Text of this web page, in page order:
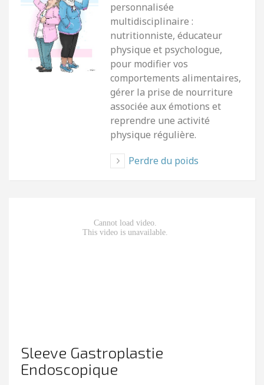
personnalisée
multidisciplinaire :
nutritionniste, éducateur
physique et psychologue,
pour modifier vos
comportements alimentaires,
gérer la prise de nourriture
associée aux émotions et
reprendre une activité
physique régulière.
Perdre du poids
Sleeve Gastroplastie
Endoscopique